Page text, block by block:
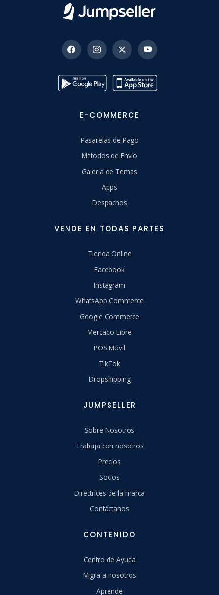
E-COMMERCE
Pasarelas de Pago
Métodos de Envío
Galería de Temas
Apps
Despachos
VENDE EN TODAS PARTES
Tienda Online
Facebook
Instagram
WhatsApp Commerce
Google Commerce
Mercado Libre
POS Móvil
TikTok
Dropshipping
JUMPSELLER
Sobre Nosotros
Trabaja con nosotros
Precios
Socios
Directrices de la marca
Contáctanos
CONTENIDO
Centro de Ayuda
Migra a nosotros
Aprende